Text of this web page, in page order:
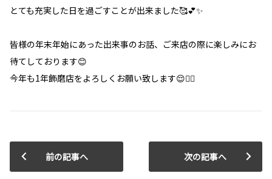
とても充実した日を過ごすことが出来ました🥰💕✨
皆様の年末年始にあった出来事のお話、ご来店の際に楽しみにお
待てしております😊
今年も1年飾磨店をよろしくお願い致します😌🙇‍♀️
前の記事へ 次の記事へ